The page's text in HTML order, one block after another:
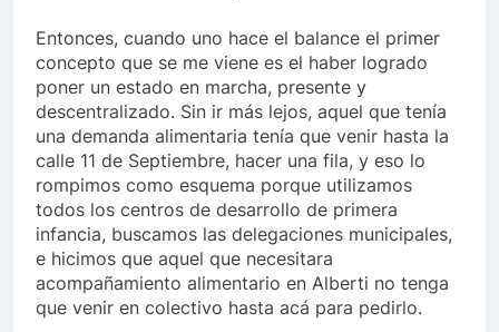
Entonces, cuando uno hace el balance el primer
concepto que se me viene es el haber logrado
poner un estado en marcha, presente y
descentralizado. Sin ir más lejos, aquel que tenía
una demanda alimentaria tenía que venir hasta la
calle 11 de Septiembre, hacer una fila, y eso lo
rompimos como esquema porque utilizamos
todos los centros de desarrollo de primera
infancia, buscamos las delegaciones municipales,
e hicimos que aquel que necesitara
acompañamiento alimentario en Alberti no tenga
que venir en colectivo hasta acá para pedirlo.